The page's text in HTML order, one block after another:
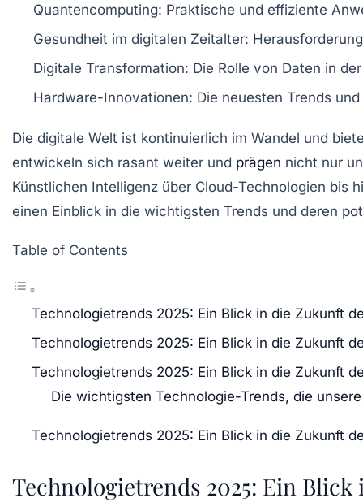
Quantencomputing: Praktische und effiziente
Gesundheit im digitalen Zeitalter:
Digitale Transformation: Die Rolle von Daten in
Hardware-Innovationen: Die neuesten Trends
Die digitale Welt ist kontinuierlich im Wandel und
entwickeln sich rasant weiter und prägen nicht nur
Künstlichen Intelligenz über Cloud-Technologien bis
einen Einblick in die wichtigsten Trends und deren
Table of Contents
Technologietrends 2025: Ein Blick in die Zukunft
Technologietrends 2025: Ein Blick in die Zukunft
Technologietrends 2025: Ein Blick in die Zukunft
Die wichtigsten Technologie-Trends, die
Technologietrends 2025: Ein Blick in die Zukunft
Technologietrends 2025: Ein